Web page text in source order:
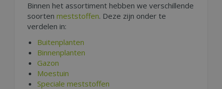
Binnen het assortiment hebben we verschillende
soorten meststoffen. Deze zijn onder te
verdelen in:
Buitenplanten
Binnenplanten
Gazon
Moestuin
Speciale meststoffen